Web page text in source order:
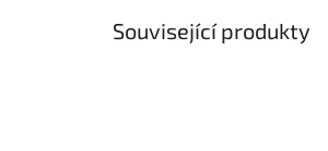
Související produkty